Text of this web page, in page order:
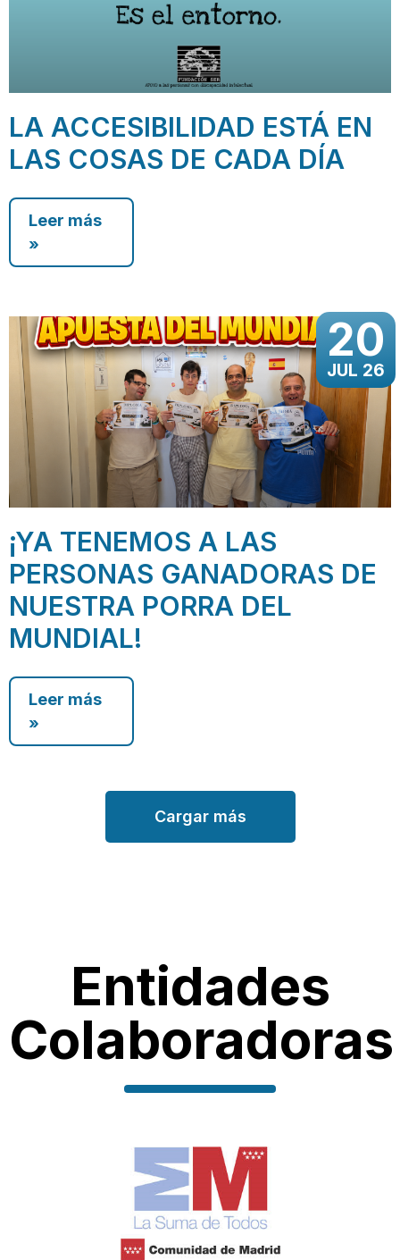
LA ACCESIBILIDAD ESTÁ EN
LAS COSAS DE CADA DÍA
Leer más
»
20
JUL 26
¡YA TENEMOS A LAS
PERSONAS GANADORAS DE
NUESTRA PORRA DEL
MUNDIAL!
Leer más
»
Cargar más
Entidades
Colaboradoras